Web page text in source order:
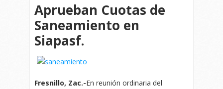
Aprueban Cuotas de
Saneamiento en
Siapasf.
Fresnillo, Zac.-En reunión ordinaria del